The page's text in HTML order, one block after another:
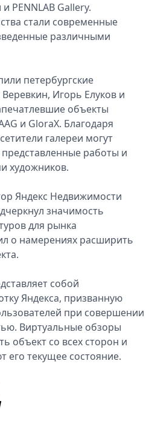
PENNLAB Gallery.
стали современные
различными
петербургские
Игорь Елуков и
объекты
и GloraX. Благодаря
галереи могут
работы и
художников.
Яндекс Недвижимости
значимость
для рынка
о намерениях расширить
собой
Яндекса, призванную
при совершении
Виртуальные обзоры
объект со всех сторон и
его текущее состояние.